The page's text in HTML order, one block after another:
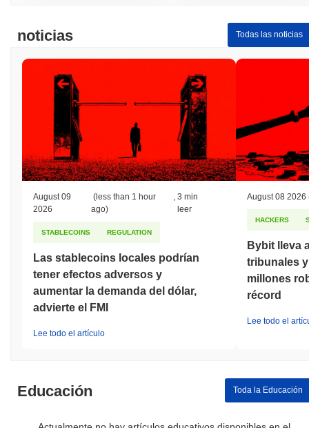
noticias Todas las noticias
August 09
2026
(less than 1 hour
ago)
,3 min
leer
STABLECOINS REGULATION
Las stablecoins locales podrían
tener efectos adversos y
aumentar la demanda del dólar,
advierte el FMI
Lee todo el artículo
August 08 2026
HACKERS
Bybit lleva
tribunales
millones
récord
Lee todo el
Educación Toda la Educación